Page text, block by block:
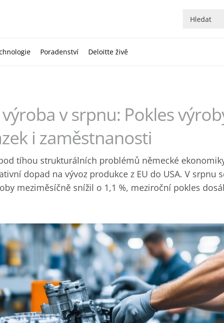
Poradenství Deloitte živě
v srpnu: Pokles
i zaměstnanosti
tíhou strukturálních problémů německé
dopad na vývoz produkce z EU do USA. V srpnu
meziměsíčně ‎snížil o 1,1 %, meziroční pokles